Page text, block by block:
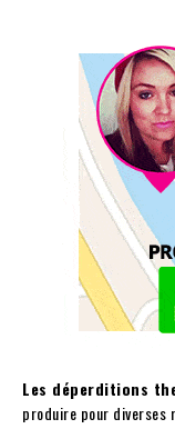
Les déperditions
produire pour diverses